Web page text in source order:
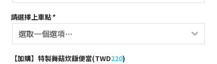
請選擇上車點*
【加購】特製舞菇炊飯便當(TWD220)